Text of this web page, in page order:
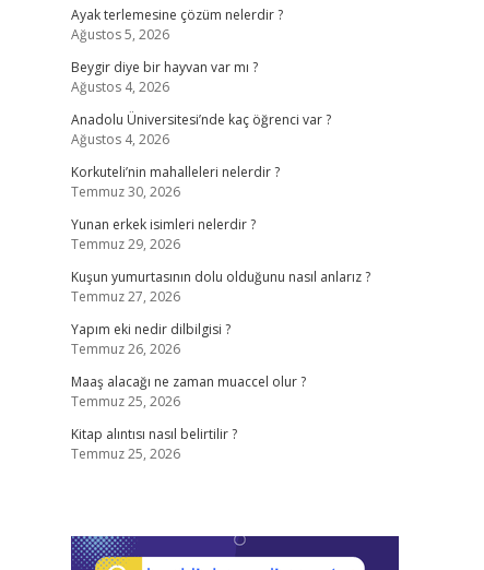
Ayak terlemesine çözüm nelerdir ?
Ağustos 5, 2026
Beygir diye bir hayvan var mı ?
Ağustos 4, 2026
Anadolu Üniversitesi’nde kaç öğrenci var ?
Ağustos 4, 2026
Korkuteli’nin mahalleleri nelerdir ?
Temmuz 30, 2026
Yunan erkek isimleri nelerdir ?
Temmuz 29, 2026
Kuşun yumurtasının dolu olduğunu nasıl anlarız ?
Temmuz 27, 2026
Yapım eki nedir dilbilgisi ?
Temmuz 26, 2026
Maaş alacağı ne zaman muaccel olur ?
Temmuz 25, 2026
Kitap alıntısı nasıl belirtilir ?
Temmuz 25, 2026